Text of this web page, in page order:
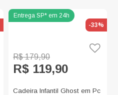
-33%
R$ 179,90
R$ 119,90
Cadeira Infantil Ghost em Pc